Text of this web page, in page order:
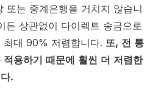
또는 중계은행을 거치지 않습니
든 상관없이 다이렉트 송금으로
최대 90% 저렴합니다. 또, 전 통
용하기 때문에 훨씬 더 저렴한
.